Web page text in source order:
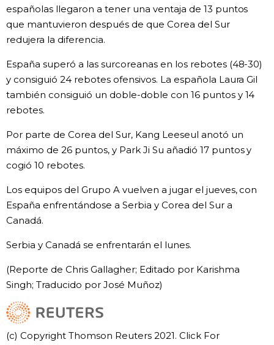
españolas llegaron a tener una ventaja de 13 puntos
que mantuvieron después de que Corea del Sur
redujera la diferencia.
España superó a las surcoreanas en los rebotes (48-30)
y consiguió 24 rebotes ofensivos. La española Laura Gil
también consiguió un doble-doble con 16 puntos y 14
rebotes.
Por parte de Corea del Sur, Kang Leeseul anotó un
máximo de 26 puntos, y Park Ji Su añadió 17 puntos y
cogió 10 rebotes.
Los equipos del Grupo A vuelven a jugar el jueves, con
España enfrentándose a Serbia y Corea del Sur a
Canadá.
Serbia y Canadá se enfrentarán el lunes.
(Reporte de Chris Gallagher; Editado por Karishma
Singh; Traducido por José Muñoz)
(c) Copyright Thomson Reuters 2021. Click For